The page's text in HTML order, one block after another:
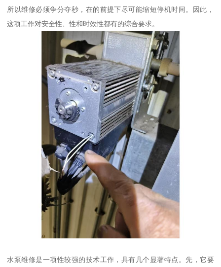
所以维修必须争分夺秒，在的前提下尽可能缩短停机时间。因此，
这项工作对安全性、性和时效性都有的综合要求。
水泵维修是一项性较强的技术工作，具有几个显著特点。先，它要